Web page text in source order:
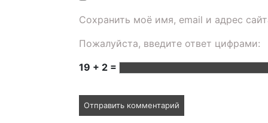
Сохранить моё имя, email и адрес
Пожалуйста, введите ответ цифрами:
19 + 2 =